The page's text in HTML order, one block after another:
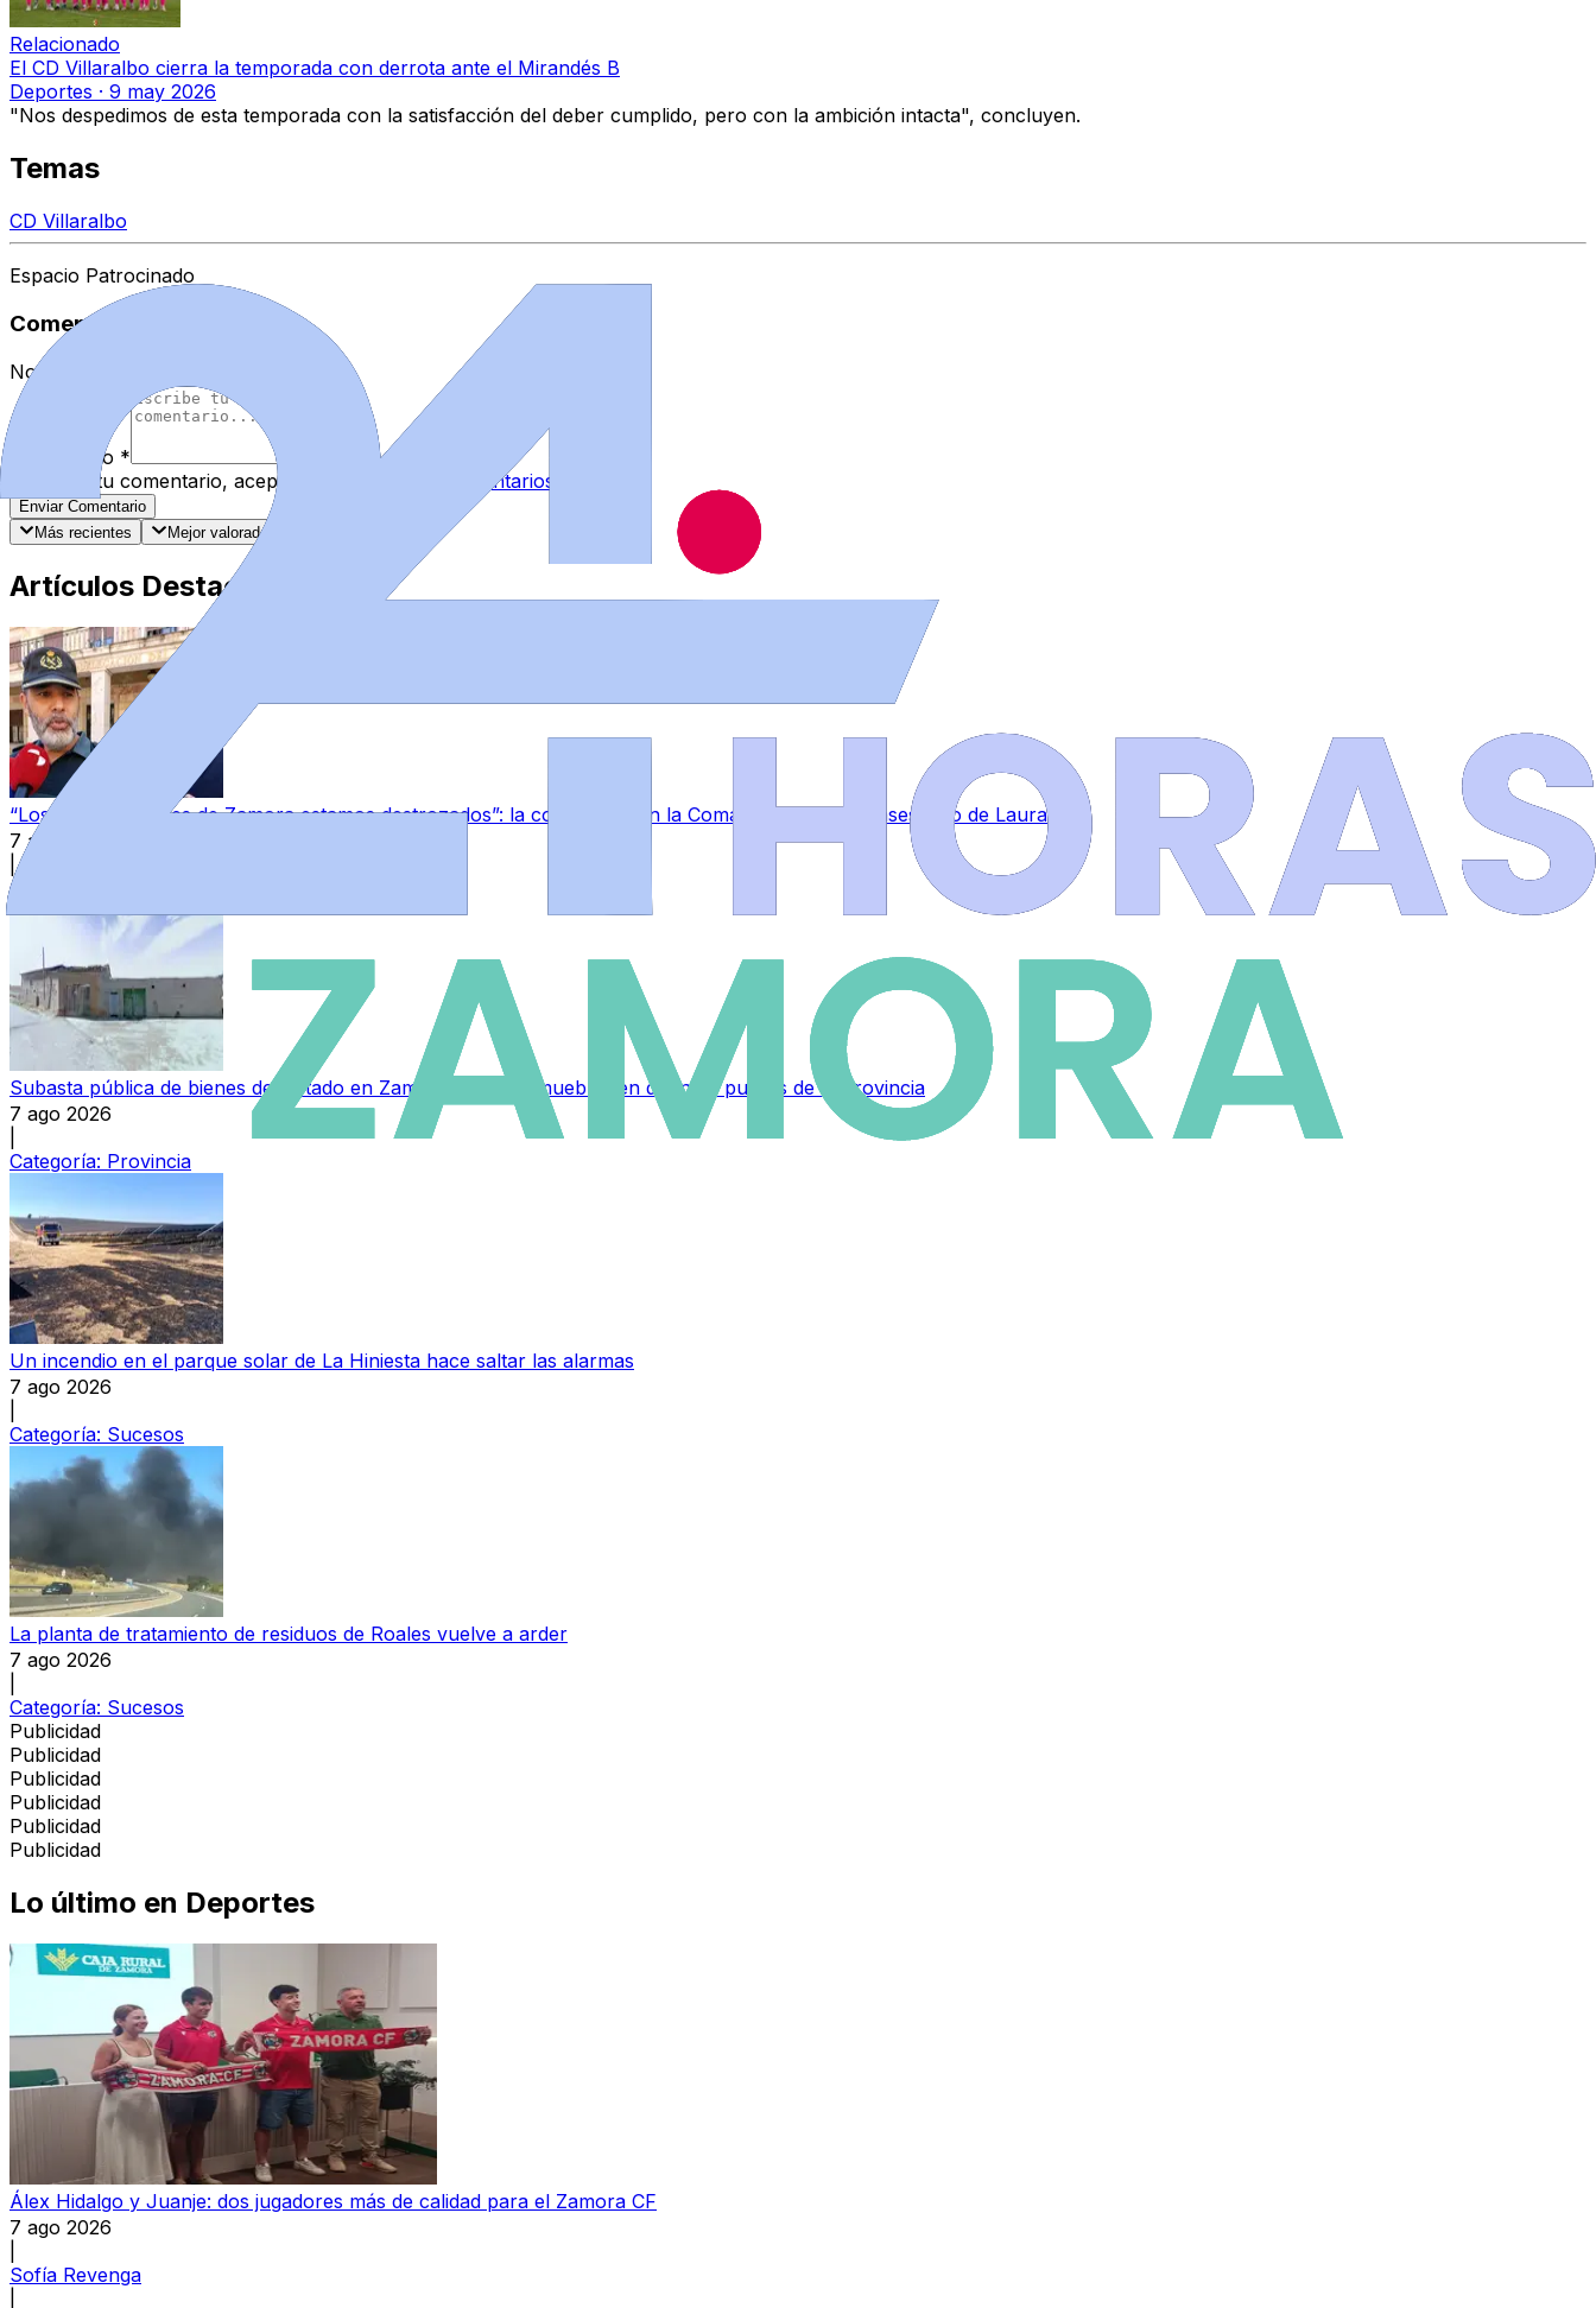
Relacionado
El CD Villaralbo cierra la temporada con derrota ante el Mirandés B
Deportes · 9 may 2026
"Nos despedimos de esta temporada con la satisfacción del deber cumplido, pero con la ambición intacta", concluyen.
Temas
CD Villaralbo
Espacio Patrocinado
Comentarios
Nombre
Comentario *
Al enviar tu comentario, aceptas las
normas de comentarios
Enviar Comentario
Más recientes
Mejor valorados
Artículos Destacados
“Los guardias civiles de Zamora estamos destrozados”: la conmoción en la Comandancia tras el asesinato de Laura
7 ago 2026
Categoría:
Subasta pública de bienes del Estado en Zamora: varios inmuebles en distintos puntos de la provincia
7 ago 2026
Categoría: Provincia
Un incendio en el parque solar de La Hiniesta hace saltar las alarmas
7 ago 2026
Categoría: Sucesos
La planta de tratamiento de residuos de Roales vuelve a arder
7 ago 2026
Categoría: Sucesos
Publicidad
Publicidad
Publicidad
Publicidad
Publicidad
Publicidad
Lo último en Deportes
Álex Hidalgo y Juanje: dos jugadores más de calidad para el Zamora CF
7 ago 2026
Sofía Revenga